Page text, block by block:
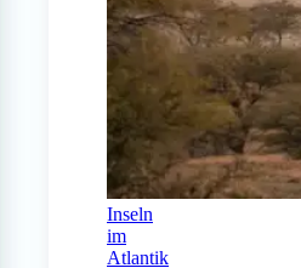
Inseln
im
Atlantik